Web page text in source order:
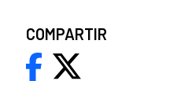
COMPARTIR